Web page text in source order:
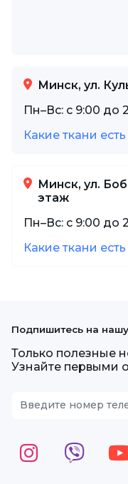
Минск, ул.
Пн–Вс: с 9:00 до
Какие ткани
Минск, ул.
этаж
Пн–Вс: с 9:00 до
Какие ткани
Подпишитесь на
Только полезные
Узнайте первыми